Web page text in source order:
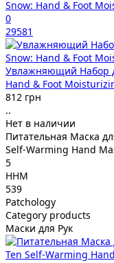
0
29581
Увлажняющий Набор
Hand & Foot
812 грн
..
Нет в наличии
Питательная Маска
Self-Warming Hand
5
HHM
539
Patchology
Category products
Маски для Рук